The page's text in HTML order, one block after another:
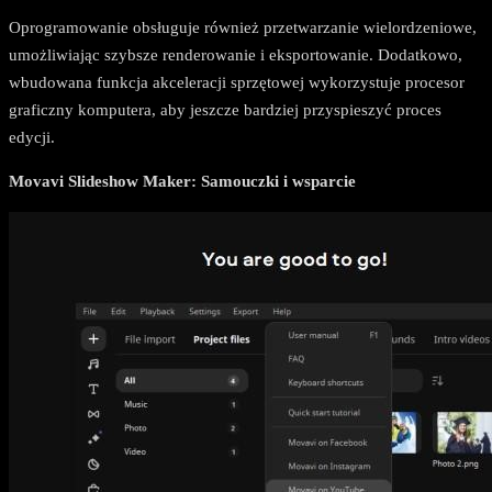
Oprogramowanie obsługuje również przetwarzanie wielordzeniowe,
umożliwiając szybsze renderowanie i eksportowanie. Dodatkowo,
wbudowana funkcja akceleracji sprzętowej wykorzystuje procesor
graficzny komputera, aby jeszcze bardziej przyspieszyć proces
edycji.
Movavi Slideshow Maker: Samouczki i wsparcie